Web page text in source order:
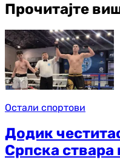
Прочитајте
Остали спортови
Додик
Српска